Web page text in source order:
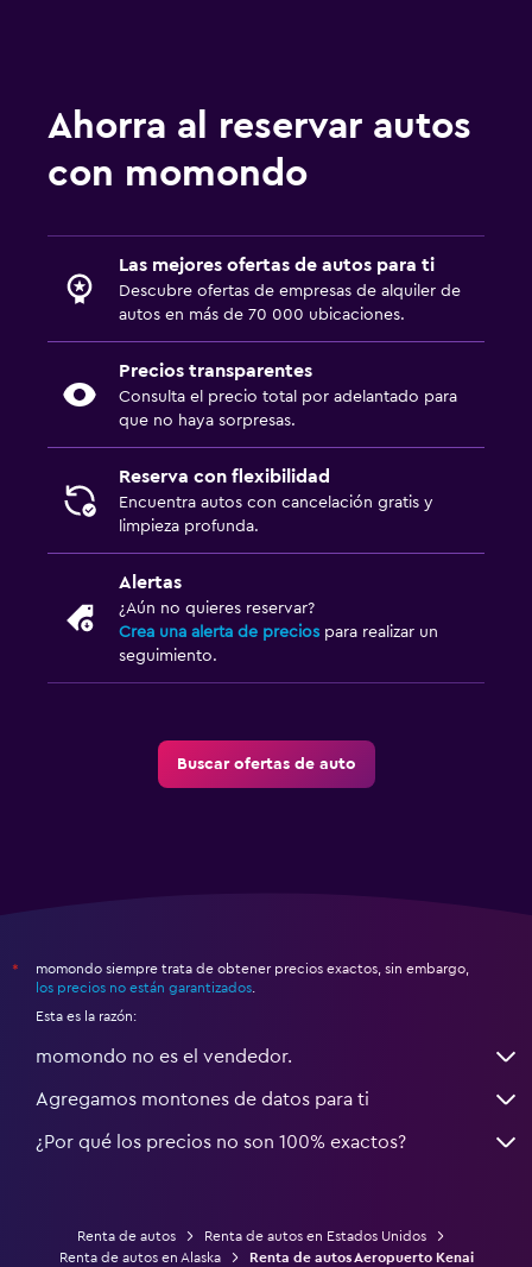
Ahorra al reservar autos
con momondo
Las mejores ofertas de autos para ti
Descubre ofertas de empresas de alquiler de
autos en más de 70 000 ubicaciones.
Precios transparentes
Consulta el precio total por adelantado para
que no haya sorpresas.
Reserva con flexibilidad
Encuentra autos con cancelación gratis y
limpieza profunda.
Alertas
¿Aún no quieres reservar?
Crea una alerta de precios para realizar un
seguimiento.
Buscar ofertas de auto
*
momondo siempre trata de obtener precios exactos, sin embargo,
los precios no están garantizados.
Esta es la razón:
momondo no es el vendedor.
Agregamos montones de datos para ti
¿Por qué los precios no son 100% exactos?
Renta de autos
Renta de autos en Estados Unidos
Renta de autos en Alaska
Renta de autos Aeropuerto Kenai